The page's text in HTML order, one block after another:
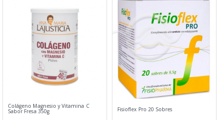
Colágeno Magnesio y Vitamina C
Sabor Fresa 350g Fisioflex Pro 20 Sobres